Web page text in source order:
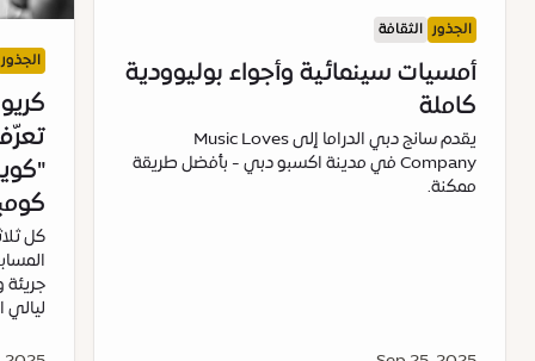
الجذور الثقافة
أمسيات سينمائية وأجواء بوليوودية
كاملة
يقدم سانج دبي الدراما إلى Music Loves
Company في مدينة اكسبو دبي - بأفضل طريقة
ممكنة.
الجذور
كل
جريئة